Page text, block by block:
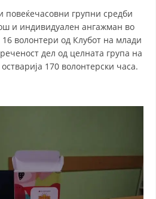
групни средби
и индивидуален ангажман во
16 волонтери од Клубот на млади
дел од целната група на
170 волонтерски часа.